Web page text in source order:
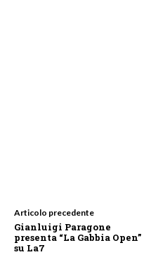
Articolo precedente
Gianluigi Paragone
presenta “La Gabbia Open”
su La7